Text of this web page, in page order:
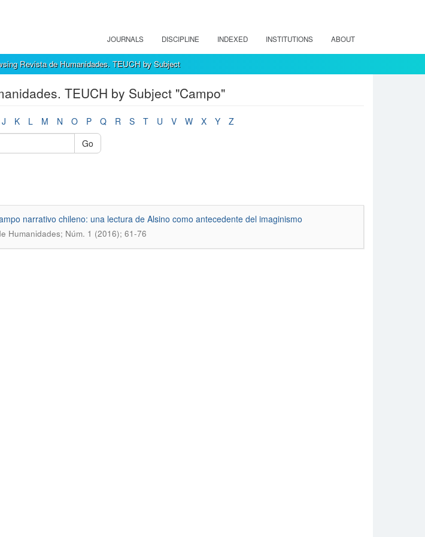
JOURNALS DISCIPLINE INDEXED INSTITUTIONS ABOUT
Revista de Humanidades. TEUCH by Subject
TEUCH by Subject "Campo"
J K L M N O P Q R S T U V W X Y
Z
Go
narrativo chileno: una lectura de Alsino como antecedente del imaginismo
Humanidades; Núm. 1 (2016); 61-76